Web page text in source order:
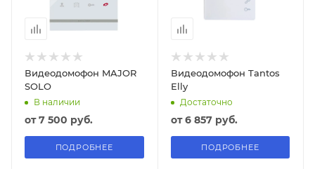
Видеодомофон MAJOR
SOLO
В наличии
от7 500 руб.
ПОДРОБНЕЕ
Видеодомофон Tantos
Elly
Достаточно
от6 857 руб.
ПОДРОБНЕЕ